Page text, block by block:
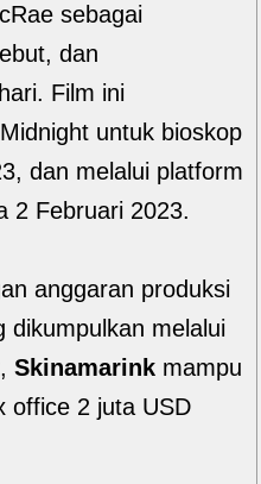
sebagai
dan
Film ini
untuk bioskop
dan melalui platform
2 Februari 2023.
anggaran produksi
dikumpulkan melalui
Skinamarink mampu
office 2 juta USD